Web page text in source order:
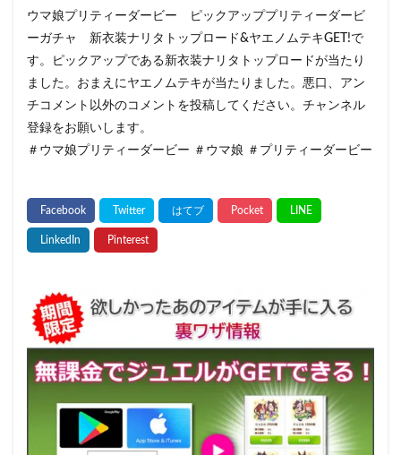
ウマ娘プリティーダービー ピックアッププリティーダービ
ーガチャ 新衣装ナリタトップロード&ヤエノムテキGET!で
す。ピックアップである新衣装ナリタトップロードが当たり
ました。おまえにヤエノムテキが当たりました。悪口、アン
チコメント以外のコメントを投稿してください。チャンネル
登録をお願いします。
＃ウマ娘プリティーダービー ＃ウマ娘 ＃プリティーダービー